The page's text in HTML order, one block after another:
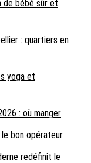
de bébé sûr et
: quartiers en
yoga et
: où manger
bon opérateur
redéfinit le